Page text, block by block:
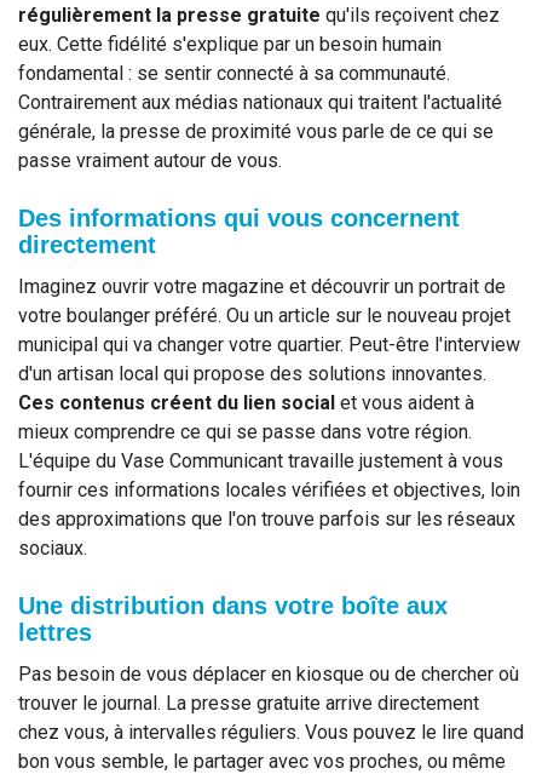
régulièrement la presse gratuite qu'ils reçoivent chez
eux. Cette fidélité s'explique par un besoin humain
fondamental : se sentir connecté à sa communauté.
Contrairement aux médias nationaux qui traitent l'actualité
générale, la presse de proximité vous parle de ce qui se
passe vraiment autour de vous.
Des informations qui vous concernent
directement
Imaginez ouvrir votre magazine et découvrir un portrait de
votre boulanger préféré. Ou un article sur le nouveau projet
municipal qui va changer votre quartier. Peut-être l'interview
d'un artisan local qui propose des solutions innovantes.
Ces contenus créent du lien social et vous aident à
mieux comprendre ce qui se passe dans votre région.
L'équipe du Vase Communicant travaille justement à vous
fournir ces informations locales vérifiées et objectives, loin
des approximations que l'on trouve parfois sur les réseaux
sociaux.
Une distribution dans votre boîte aux
lettres
Pas besoin de vous déplacer en kiosque ou de chercher où
trouver le journal. La presse gratuite arrive directement
chez vous, à intervalles réguliers. Vous pouvez le lire quand
bon vous semble, le partager avec vos proches, ou même